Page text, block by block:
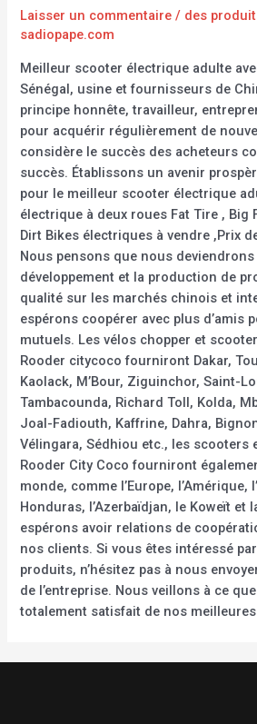
Laisser un commentaire / des
sadiopape.com
Meilleur scooter électrique adulte
Sénégal, usine et fournisseurs de
principe honnête, travailleur,
pour acquérir régulièrement de
considère le succès des acheteurs
succès. Établissons un avenir
pour le meilleur scooter électrique
électrique à deux roues Fat Tire , Big
Dirt Bikes électriques à vendre ,Prix
Nous pensons que nous
développement et la production de
qualité sur les marchés chinois et
espérons coopérer avec plus d’amis
mutuels. Les vélos chopper et
Rooder citycoco fourniront Dakar,
Kaolack, M’Bour, Ziguinchor, Saint-
Tambacounda, Richard Toll, Kolda,
Joal-Fadiouth, Kaffrine, Dahra,
Vélingara, Sédhiou etc., les scooters
Rooder City Coco fourniront
monde, comme l’Europe, l’Amérique,
Honduras, l’Azerbaïdjan, le Koweït et
espérons avoir relations de
nos clients. Si vous êtes intéressé
produits, n’hésitez pas à nous
de l’entreprise. Nous veillons à ce
totalement satisfait de nos